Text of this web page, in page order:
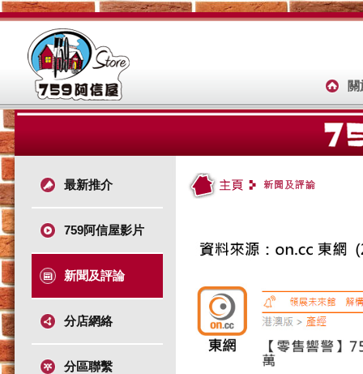
最新推介
759阿信屋影片
新聞及評論
分店網絡
分區聯繫